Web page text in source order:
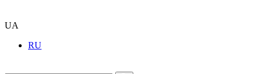
UA
RU